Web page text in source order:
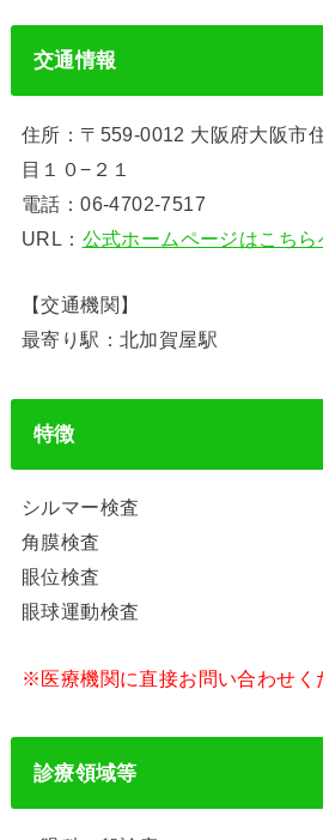
交通情報
住所：〒559-0012 大阪府大阪市
目１０−２１
電話：06-4702-7517
URL： 公式ホームページはこちら
【交通機関】
最寄り駅：北加賀屋駅
特徴
シルマー検査
角膜検査
眼位検査
眼球運動検査
※医療機関に直接お問い合わせく
診療領域等